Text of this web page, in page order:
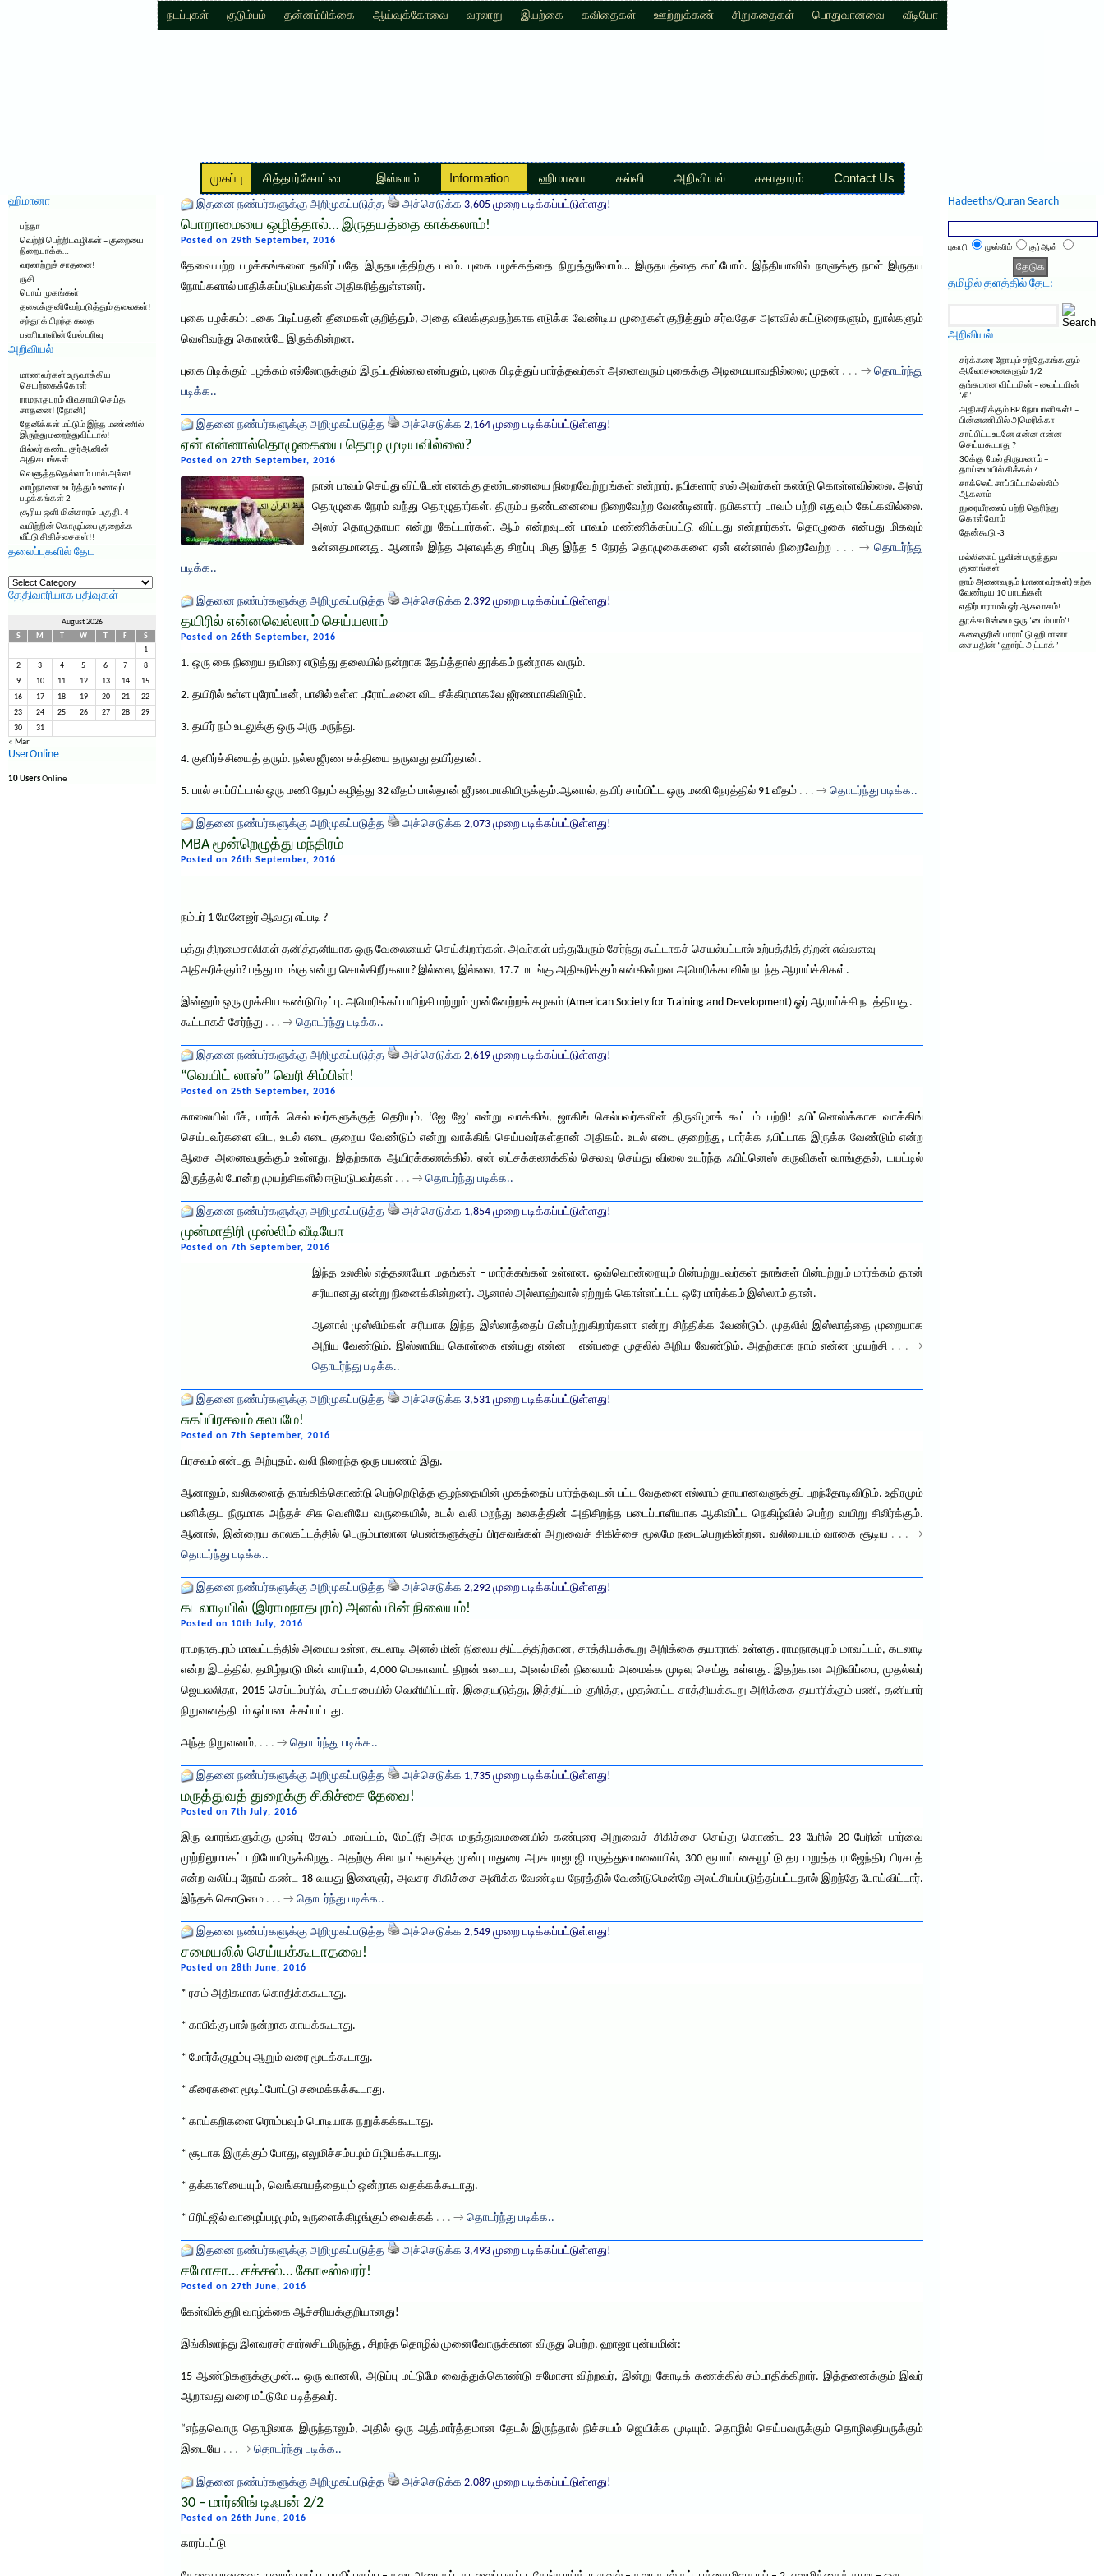
நடப்புகள் குடும்பம் தன்னம்பிக்கை ஆய்வுக்கோவை வரலாறு இயற்கை கவிதைகள் ஊற்றுக்கண் சிறுகதைகள் பொதுவானவை வீடியோ
முகப்பு சித்தார்கோட்டை இஸ்லாம் Information ஹிமானா கல்வி அறிவியல் சுகாதாரம் Contact Us
ஹிமானா
பந்தா
வெற்றி பெற்றிடவழிகள் – குறையை
நிறையாக்க…
வரலாற்றுச் சாதனை!
ருசி
பொய் முகங்கள்
தலைக்குனிவேற்படுத்தும் தலைகள்!
சந்தூக் பிறந்த கதை
பணியாளின் மேல் பரிவு
அறிவியல்
மாணவர்கள் உருவாக்கிய
செயற்கைக்கோள்
ராமநாதபுரம் விவசாயி செய்த
சாதனை! (நோனி)
தேனீக்கள் மட்டும் இந்த மண்ணில்
இருந்து மறைந்துவிட்டால்!
மில்லர் கண்ட குர்ஆனின்
அதிசயங்கள்
வெளுத்ததெல்லாம் பால் அல்ல!
வாழ்நாளை உயர்த்தும் உணவுப்
பழக்கங்கள் 2
சூரிய ஒளி மின்சாரம்-பகுதி. 4
வயிற்றின் கொழுப்பை குறைக்க
வீட்டு சிகிச்சைகள்!!
தலைப்புகளில் தேட
தலைப்புகளில்
தேட
தேதிவாரியாக பதிவுகள்
August 2026
S
M W F
S
1
2 3 4 5 6 7 8
9 10 11 12 13 14 15
16 17 18 19 20 21 22
23 24 25 26 27 28 29
30 31
« Mar
UserOnline
10 UsersOnline
இதனை நண்பர்களுக்கு அறிமுகப்படுத்த அச்செடுக்க 3,605 முறை படிக்கப்பட்டுள்ளது!
பொறாமையை ஒழித்தால்… இருதயத்தை காக்கலாம்!
Posted on 29th September, 2016
தேவையற்ற பழக்கங்களை தவிர்ப்பதே இருதயத்திற்கு பலம். புகை பழக்கத்தை நிறுத்துவோம்… இருதயத்தை காப்போம். இந்தியாவில் நாளுக்கு நாள் இருதய
நோய்களால் பாதிக்கப்படுபவர்கள் அதிகரித்துள்ளனர்.
புகை பழக்கம்: புகை பிடிப்பதன் தீமைகள் குறித்தும், அதை விலக்குவதற்காக எடுக்க வேண்டிய முறைகள் குறித்தும் சர்வதேச அளவில் கட்டுரைகளும், நுால்களும்
வெளிவந்து கொண்டே இருக்கின்றன.
புகை பிடிக்கும் பழக்கம் எல்லோருக்கும் இருப்பதில்லை என்பதும், புகை பிடித்துப் பார்த்தவர்கள் அனைவரும் புகைக்கு அடிமையாவதில்லை; முதன் . . . →தொடர்ந்து
படிக்க..
இதனை நண்பர்களுக்கு அறிமுகப்படுத்த அச்செடுக்க 2,164 முறை படிக்கப்பட்டுள்ளது!
ஏன் என்னால்தொழுகையை தொழ முடியவில்லை?
Posted on 27th September, 2016
நான் பாவம் செய்து விட்டேன் எனக்கு தண்டனையை நிறைவேற்றுங்கள் என்றார். நபிகளார் ஸல் அவர்கள் கண்டு கொள்ளவில்லை. அஸர்
தொழுகை நேரம் வந்து தொழுதார்கள். திரும்ப தண்டனையை நிறைவேற்ற வேண்டினார். நபிகளார் பாவம் பற்றி எதுவும் கேட்கவில்லை.
அஸர் தொழுதாயா என்று கேட்டார்கள். ஆம் என்றவுடன் பாவம் மண்ணிக்கப்பட்டு விட்டது என்றார்கள். தொழுகை என்பது மிகவும்
உன்னதமானது. ஆனால் இந்த அளவுக்கு சிறப்பு மிகு இந்த 5 நேரத் தொழுகைகளை ஏன் என்னால் நிறைவேற்ற . . . →தொடர்ந்து
படிக்க..
இதனை நண்பர்களுக்கு அறிமுகப்படுத்த அச்செடுக்க 2,392 முறை படிக்கப்பட்டுள்ளது!
தயிரில் என்னவெல்லாம் செய்யலாம்
Posted on 26th September, 2016
1. ஒரு கை நிறைய தயிரை எடுத்து தலையில் நன்றாக தேய்த்தால் தூக்கம் நன்றாக வரும்.
2. தயிரில் உள்ள புரோட்டீன், பாலில் உள்ள புரோட்டீனை விட சீக்கிரமாகவே ஜீரணமாகிவிடும்.
3. தயிர் நம் உடலுக்கு ஒரு அரு மருந்து.
4. குளிர்ச்சியைத் தரும். நல்ல ஜீரண சக்தியை தருவது தயிர்தான்.
5. பால் சாப்பிட்டால் ஒரு மணி நேரம் கழித்து 32 வீதம் பால்தான் ஜீரணமாகியிருக்கும்.ஆனால், தயிர் சாப்பிட்ட ஒரு மணி நேரத்தில் 91 வீதம் . . . → தொடர்ந்து படிக்க..
இதனை நண்பர்களுக்கு அறிமுகப்படுத்த அச்செடுக்க 2,073 முறை படிக்கப்பட்டுள்ளது!
MBA மூன்றெழுத்து மந்திரம்
Posted on 26th September, 2016
நம்பர் 1 மேனேஜர் ஆவது எப்படி ?
பத்து திறமைசாலிகள் தனித்தனியாக ஒரு வேலையைச் செய்கிறார்கள். அவர்கள் பத்துபேரும் சேர்ந்து கூட்டாகச் செயல்பட்டால் உற்பத்தித் திறன் எவ்வளவு
அதிகரிக்கும்? பத்து மடங்கு என்று சொல்கிறீர்களா? இல்லை, இல்லை, 17.7 மடங்கு அதிகரிக்கும் என்கின்றன அமெரிக்காவில் நடந்த ஆராய்ச்சிகள்.
இன்னும் ஒரு முக்கிய கண்டுபிடிப்பு. அமெரிக்கப் பயிற்சி மற்றும் முன்னேற்றக் கழகம் (American Society for Training and Development) ஓர் ஆராய்ச்சி நடத்தியது.
கூட்டாகச் சேர்ந்து . . . → தொடர்ந்து படிக்க..
இதனை நண்பர்களுக்கு அறிமுகப்படுத்த அச்செடுக்க 2,619 முறை படிக்கப்பட்டுள்ளது!
“வெயிட் லாஸ்” வெரி சிம்பிள்!
Posted on 25th September, 2016
காலையில் பீச், பார்க் செல்பவர்களுக்குத் தெரியும், ‘ஜே ஜே’ என்று வாக்கிங், ஜாகிங் செல்பவர்களின் திருவிழாக் கூட்டம் பற்றி! ஃபிட்னெஸ்க்காக வாக்கிங்
செய்பவர்களை விட, உடல் எடை குறைய வேண்டும் என்று வாக்கிங் செய்பவர்கள்தான் அதிகம். உடல் எடை குறைந்து, பார்க்க ஃபிட்டாக இருக்க வேண்டும் என்ற
ஆசை அனைவருக்கும் உள்ளது. இதற்காக ஆயிரக்கணக்கில், ஏன் லட்சக்கணக்கில் செலவு செய்து விலை உயர்ந்த ஃபிட்னெஸ் கருவிகள் வாங்குதல், டயட்டில்
இருத்தல் போன்ற முயற்சிகளில் ஈடுபடுபவர்கள் . . . → தொடர்ந்து படிக்க..
இதனை நண்பர்களுக்கு அறிமுகப்படுத்த அச்செடுக்க 1,854 முறை படிக்கப்பட்டுள்ளது!
முன்மாதிரி முஸ்லிம் வீடியோ
Posted on 7th September, 2016
இந்த உலகில் எத்தணயோ மதங்கள் – மார்க்கங்கள் உள்ளன. ஒவ்வொன்றையும் பின்பற்றுபவர்கள் தாங்கள் பின்பற்றும் மார்க்கம் தான்
சரியானது என்று நினைக்கின்றனர். ஆனால் அல்லாஹ்வால் ஏற்றுக் கொள்ளப்பட்ட ஒரே மார்க்கம் இஸ்லாம் தான்.
ஆனால் முஸ்லிம்கள் சரியாக இந்த இஸ்லாத்தைப் பின்பற்றுகிறார்களா என்று சிந்திக்க வேண்டும். முதலில் இஸ்லாத்தை முறையாக
அறிய வேண்டும். இஸ்லாமிய கொள்கை என்பது என்ன – என்பதை முதலில் அறிய வேண்டும். அதற்காக நாம் என்ன முயற்சி . . . →
தொடர்ந்து படிக்க..
இதனை நண்பர்களுக்கு அறிமுகப்படுத்த அச்செடுக்க 3,531 முறை படிக்கப்பட்டுள்ளது!
சுகப்பிரசவம் சுலபமே!
Posted on 7th September, 2016
பிரசவம் என்பது அற்புதம். வலி நிறைந்த ஒரு பயணம் இது.
ஆனாலும், வலிகளைத் தாங்கிக்கொண்டு பெற்றெடுத்த குழந்தையின் முகத்தைப் பார்த்தவுடன் பட்ட வேதனை எல்லாம் தாயானவளுக்குப் பறந்தோடிவிடும். உதிரமும்
பனிக்குட நீருமாக அந்தச் சிசு வெளியே வருகையில், உடல் வலி மறந்து உலகத்தின் அதிசிறந்த படைப்பாளியாக ஆகிவிட்ட நெகிழ்வில் பெற்ற வயிறு சிலிர்க்கும்.
ஆனால், இன்றைய காலகட்டத்தில் பெரும்பாலான பெண்களுக்குப் பிரசவங்கள் அறுவைச் சிகிச்சை மூலமே நடைபெறுகின்றன. வலியையும் வாகை சூடிய . . . →
தொடர்ந்து படிக்க..
இதனை நண்பர்களுக்கு அறிமுகப்படுத்த அச்செடுக்க 2,292 முறை படிக்கப்பட்டுள்ளது!
கடலாடியில் (இராமநாதபுரம்) அனல் மின் நிலையம்!
Posted on 10th July, 2016
ராமநாதபுரம் மாவட்டத்தில் அமைய உள்ள, கடலாடி அனல் மின் நிலைய திட்டத்திற்கான, சாத்தியக்கூறு அறிக்கை தயாராகி உள்ளது. ராமநாதபுரம் மாவட்டம், கடலாடி
என்ற இடத்தில், தமிழ்நாடு மின் வாரியம், 4,000 மெகாவாட் திறன் உடைய, அனல் மின் நிலையம் அமைக்க முடிவு செய்து உள்ளது. இதற்கான அறிவிப்பை, முதல்வர்
ஜெயலலிதா, 2015 செப்டம்பரில், சட்டசபையில் வெளியிட்டார். இதையடுத்து, இத்திட்டம் குறித்த, முதல்கட்ட சாத்தியக்கூறு அறிக்கை தயாரிக்கும் பணி, தனியார்
நிறுவனத்திடம் ஒப்படைக்கப்பட்டது.
அந்த நிறுவனம், . . . → தொடர்ந்து படிக்க..
இதனை நண்பர்களுக்கு அறிமுகப்படுத்த அச்செடுக்க 1,735 முறை படிக்கப்பட்டுள்ளது!
மருத்துவத் துறைக்கு சிகிச்சை தேவை!
Posted on 7th July, 2016
இரு வாரங்களுக்கு முன்பு சேலம் மாவட்டம், மேட்டூர் அரசு மருத்துவமனையில் கண்புரை அறுவைச் சிகிச்சை செய்து கொண்ட 23 பேரில் 20 பேரின் பார்வை
முற்றிலுமாகப் பறிபோயிருக்கிறது. அதற்கு சில நாட்களுக்கு முன்பு மதுரை அரசு ராஜாஜி மருத்துவமனையில், 300 ரூபாய் கையூட்டு தர மறுத்த ராஜேந்திர பிரசாத்
என்ற வலிப்பு நோய் கண்ட 18 வயது இளைஞர், அவசர சிகிச்சை அளிக்க வேண்டிய நேரத்தில் வேண்டுமென்றே அலட்சியப்படுத்தப்பட்டதால் இறந்தே போய்விட்டார்.
இந்தக் கொடுமை . . . → தொடர்ந்து படிக்க..
இதனை நண்பர்களுக்கு அறிமுகப்படுத்த அச்செடுக்க 2,549 முறை படிக்கப்பட்டுள்ளது!
சமையலில் செய்யக்கூடாதவை!
Posted on 28th June, 2016
* ரசம் அதிகமாக கொதிக்ககூடாது.
* காபிக்கு பால் நன்றாக காயக்கூடாது.
* மோர்க்குழம்பு ஆறும் வரை மூடக்கூடாது.
* கீரைகளை மூடிப்போட்டு சமைக்கக்கூடாது.
* காய்கறிகளை ரொம்பவும் பொடியாக நறுக்கக்கூடாது.
* சூடாக இருக்கும் போது, எலுமிச்சம்பழம் பிழியக்கூடாது.
* தக்காளியையும், வெங்காயத்தையும் ஒன்றாக வதக்கக்கூடாது.
* பிரிட்ஜில் வாழைப்பழமும், உருளைக்கிழங்கும் வைக்கக் . . . → தொடர்ந்து படிக்க..
இதனை நண்பர்களுக்கு அறிமுகப்படுத்த அச்செடுக்க 3,493 முறை படிக்கப்பட்டுள்ளது!
சமோசா… சக்சஸ்… கோடீஸ்வரர்!
Posted on 27th June, 2016
கேள்விக்குறி வாழ்க்கை ஆச்சரியக்குறியானது!
இங்கிலாந்து இளவரசர் சார்லசிடமிருந்து, சிறந்த தொழில் முனைவோருக்கான விருது பெற்ற, ஹாஜா புன்யமின்:
15 ஆண்டுகளுக்குமுன்… ஒரு வானலி, அடுப்பு மட்டுமே வைத்துக்கொண்டு சமோசா விற்றவர், இன்று கோடிக் கணக்கில் சம்பாதிக்கிறார். இத்தனைக்கும் இவர்
ஆறாவது வரை மட்டுமே படித்தவர்.
“எந்தவொரு தொழிலாக இருந்தாலும், அதில் ஒரு ஆத்மார்த்தமான தேடல் இருந்தால் நிச்சயம் ஜெயிக்க முடியும். தொழில் செய்பவருக்கும் தொழிலதிபருக்கும்
இடையே . . . → தொடர்ந்து படிக்க..
இதனை நண்பர்களுக்கு அறிமுகப்படுத்த அச்செடுக்க 2,089 முறை படிக்கப்பட்டுள்ளது!
30 – மார்னிங் டிஃபன் 2/2
Posted on 26th June, 2016
காரப்புட்டு
Hadeeths/Quran Search
புகாரி முஸ்லிம் குர்ஆன்
தமிழில் தளத்தில் தேட:
அறிவியல்
சர்க்கரை நோயும் சந்தேகங்களும் –
ஆலோசனைகளும் 1/2
தங்கமான விட்டமின் – வைட்டமின்
‘சி’
அதிகரிக்கும் BP நோயாளிகள்! –
பின்னணியில் அமெரிக்கா
சாப்பிட்ட உடனே என்ன என்ன
செய்யகூடாது ?
30க்கு மேல் திருமணம் =
தாய்மையில் சிக்கல் ?
சாக்லெட் சாப்பிட்டால் ஸ்லிம்
ஆகலாம்
நுரையீரலைப் பற்றி தெரிந்து
கொள்வோம்
தேன்கூடு -3
மல்லிகைப் பூவின் மருத்துவ
குணங்கள்
நாம் அனைவரும் (மாணவர்கள்) கற்க
வேண்டிய 10 பாடங்கள்
எதிர்பாராமல் ஓர் ஆசுவாசம்!
தூக்கமின்மை ஒரு ‘டைம்பாம்’!
கலைஞரின் பாராட்டு ஹிமானா
சையதின் “ஹார்ட் அட்டாக்”